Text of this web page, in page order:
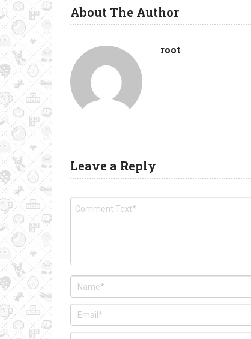
About The Author
root
Leave a Reply